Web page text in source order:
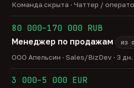
Команда скрыта · Чаттер /
80 000–170 000 RUB
Менеджер по продажам
из
ООО Апельсин · Sales/BizDev · 3 дн.
3 000–5 000 EUR